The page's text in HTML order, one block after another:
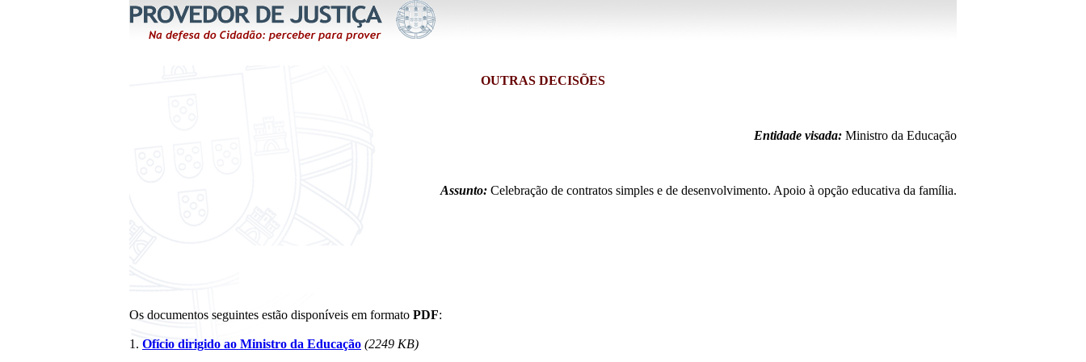
OUTRAS DECISÕES
Entidade visada: Ministro da Educação
Assunto: Celebração de contratos simples e de desenvolvimento. Apoio à opção educativa da família.
Os documentos seguintes estão disponíveis em formato PDF:
1. Ofício dirigido ao Ministro da Educação (2249 KB)